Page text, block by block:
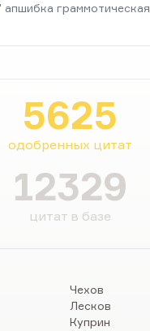
апшибка граммотическая
5625
одобренных цитат
12329
цитат в базе
Чехов
Лесков
Куприн